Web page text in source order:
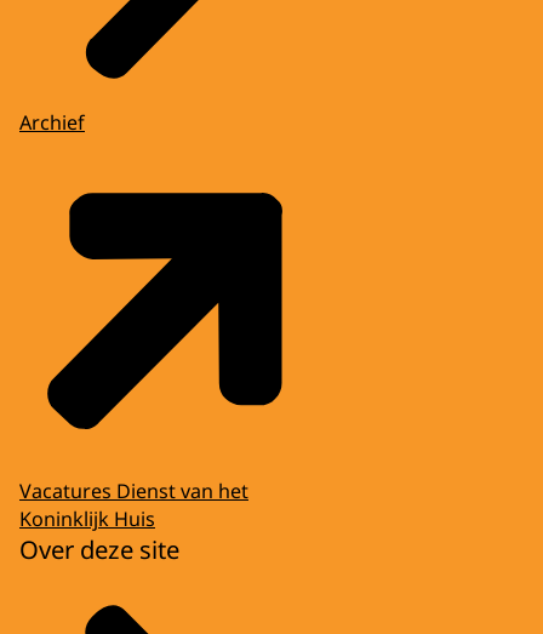
Archief
Vacatures Dienst van het
Koninklijk Huis
Over deze site